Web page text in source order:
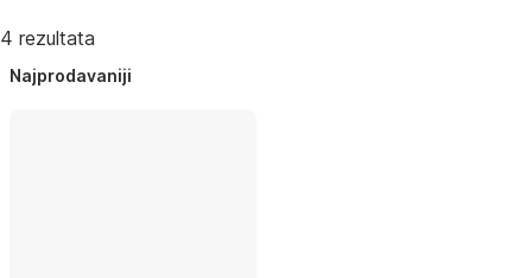
4 rezultata
Najprodavaniji